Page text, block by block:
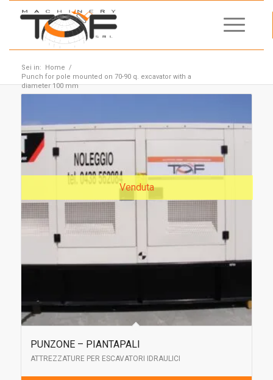
Sei in: Home /
Punch for pole mounted on 70-90 q. excavator with a
diameter 100 mm
Venduta
PUNZONE – PIANTAPALI
ATTREZZATURE PER ESCAVATORI IDRAULICI